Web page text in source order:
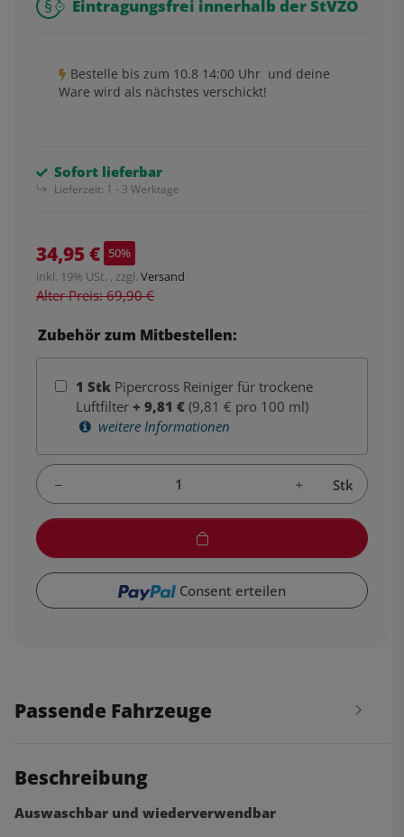
Eintragungsfrei innerhalb der StVZO
Bestelle bis zum 10.8 14:00 Uhr und deine
Ware wird als nächstes verschickt!
Sofort lieferbar
Lieferzeit: 1 - 3 Werktage
34,95 € 50%
inkl. 19% USt. , zzgl. Versand
Alter Preis: 69,90 €
Zubehör zum Mitbestellen:
1 Stk Pipercross Reiniger für trockene
Luftfilter + 9,81 € (9,81 € pro 100 ml)
weitere Informationen
Stk
Consent erteilen
Passende Fahrzeuge
Beschreibung
Auswaschbar und wiederverwendbar